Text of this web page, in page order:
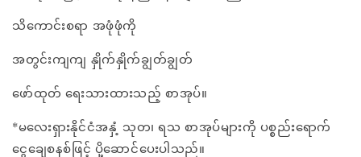
သိကောင်းစရာ အဖုံဖုံကို
အတွင်းကျကျ နှိုက်နှိုက်ချွတ်ချွတ်
ဖော်ထုတ် ရေးသားထားသည့် စာအုပ်။
*မလေးရှားနိုင်ငံအနှံ့ သုတ၊ ရသ စာအုပ်များကို ပစ္စည်းရောက်
ငွေချေစနစ်ဖြင့် ပို့ဆောင်ပေးပါသည်။